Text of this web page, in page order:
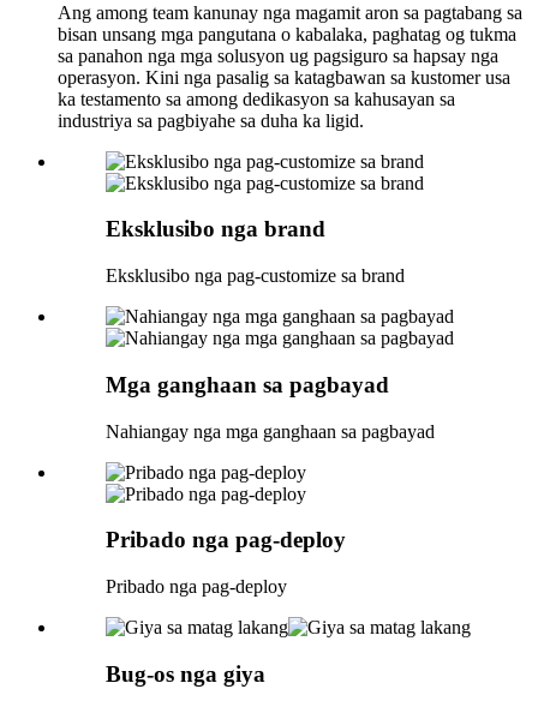
Ang among team kanunay nga magamit aron sa pagtabang sa
bisan unsang mga pangutana o kabalaka, paghatag og tukma
sa panahon nga mga solusyon ug pagsiguro sa hapsay nga
operasyon. Kini nga pasalig sa katagbawan sa kustomer usa
ka testamento sa among dedikasyon sa kahusayan sa
industriya sa pagbiyahe sa duha ka ligid.
Eksklusibo nga brand
Eksklusibo nga pag-customize sa brand
Mga ganghaan sa pagbayad
Nahiangay nga mga ganghaan sa pagbayad
Pribado nga pag-deploy
Pribado nga pag-deploy
Bug-os nga giya